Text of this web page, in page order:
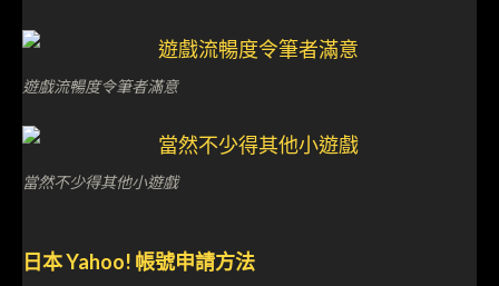
遊戲流暢度令筆者滿意
當然不少得其他小遊戲
日本 Yahoo! 帳號申請方法